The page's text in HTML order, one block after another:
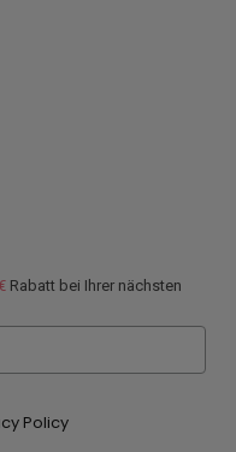
Rabatt bei Ihrer nächsten
Policy